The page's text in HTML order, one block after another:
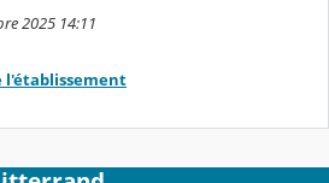
2025 14:11
l'établissement